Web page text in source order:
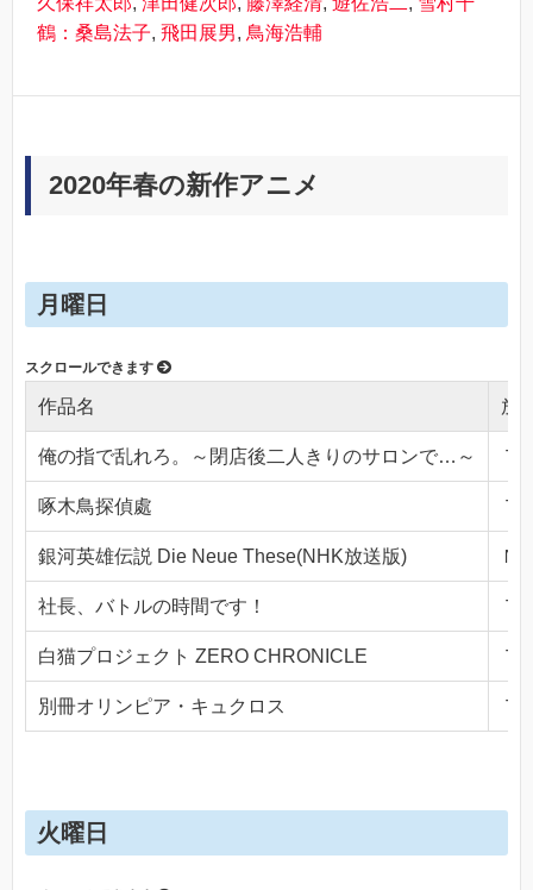
鶴：桑島法子, 飛田展男, 鳥海浩輔
2020年春の新作アニメ
月曜日
作品名 放
俺の指で乱れろ。～閉店後二人きりのサロンで…～ Ｔ
啄木鳥探偵處 Ｔ
銀河英雄伝説 Die Neue These(NHK放送版) Ｎ
社長、バトルの時間です！ Ｔ
白猫プロジェクト ZERO CHRONICLE Ｔ
別冊オリンピア・キュクロス Ｔ
火曜日